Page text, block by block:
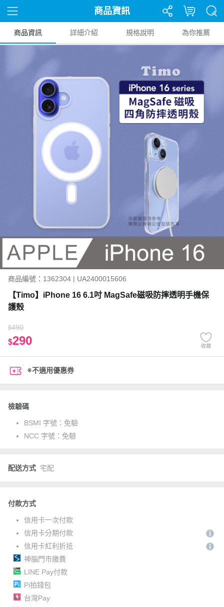
商品資訊
商品資訊 詳細介紹 規格說明 為你推薦
商品編號：1362304 | UA2400015606
【Timo】iPhone 16 6.1吋 MagSafe磁吸防摔透明手機保
護殼
$490
$290 收藏
※不適用優惠券
檢驗碼
BSMI 字號： 免驗
NCC 字號： 免驗
配送方式 宅配
付款方式
信用卡一次付款
信用卡分期付款
信用卡紅利折抵
神腦門市繳費
LINE Pay付款
Pi拍錢包
台灣Pay